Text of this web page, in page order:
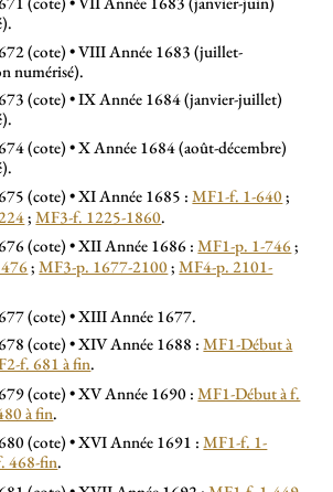
(cote) • VIII Année 1683 (juillet-
numérisé).
(cote) • IX Année 1684 (janvier-juillet)
(cote) • X Année 1684 (août-décembre)
(cote) • XI Année 1685 :MF1-f. 1-640;
;MF3-f. 1225-1860.
(cote) • XII Année 1686 :MF1-p. 1-746;
;MF3-p. 1677-2100;MF4-p. 2101-
(cote) • XIII Année 1677.
(cote) • XIV Année 1688 :MF1-Début à
f. 681 à fin.
(cote) • XV Année 1690 :MF1-Début à f.
à fin.
(cote) • XVI Année 1691 :MF1-f. 1-
468-fin.